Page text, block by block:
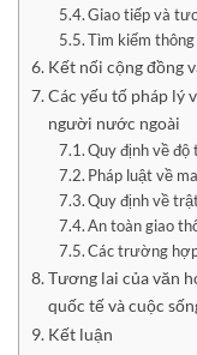
Giao tiếp và
Tìm kiếm
Kết nối cộng đồng
Các yếu tố pháp lý
người nước ngoài
Quy định về
Pháp luật về
Quy định về
An toàn giao
Các trường
Tương lai của văn
quốc tế và cuộc
Kết luận